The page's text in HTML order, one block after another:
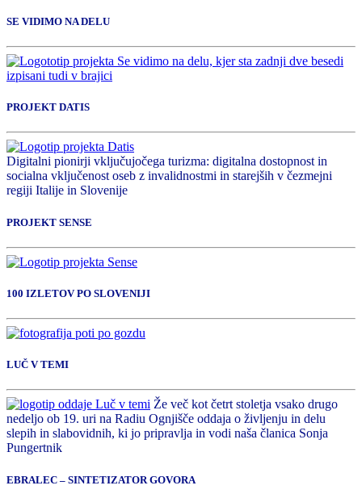
SE VIDIMO NA DELU
PROJEKT DATIS
Digitalni pionirji vključujočega turizma: digitalna dostopnost in
socialna vključenost oseb z invalidnostmi in starejših v čezmejni
regiji Italije in Slovenije
PROJEKT SENSE
100 IZLETOV PO SLOVENIJI
LUČ V TEMI
Že več kot četrt stoletja vsako drugo
nedeljo ob 19. uri na Radiu Ognjišče oddaja o življenju in delu
slepih in slabovidnih, ki jo pripravlja in vodi naša članica Sonja
Pungertnik
EBRALEC – SINTETIZATOR GOVORA